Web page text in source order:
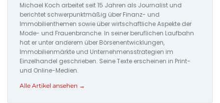
Michael Koch arbeitet seit 15 Jahren als Journalist und
berichtet schwerpunktmäßig über Finanz- und
Immobilienthemen sowie über wirtschaftliche Aspekte der
Mode- und Frauenbranche. In seiner beruflichen Laufbahn
hat er unter anderem über Börsenentwicklungen,
Immobilienmärkte und Unternehmensstrategien im
Einzelhandel geschrieben. Seine Texte erscheinen in Print-
und Online-Medien.
Alle Artikel ansehen →